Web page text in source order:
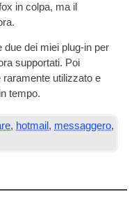
in colpa, ma il
dei miei plug-in per
supportati. Poi
raramente utilizzato e
tempo.
, hotmail , messaggero,